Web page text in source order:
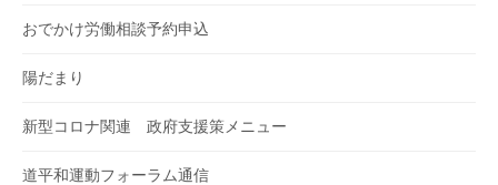
おでかけ労働相談予約申込
陽だまり
新型コロナ関連 政府支援策メニュー
道平和運動フォーラム通信